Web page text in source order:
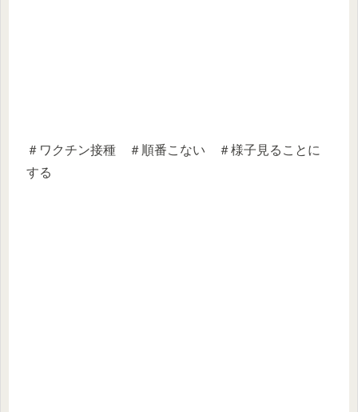
＃ワクチン接種 ＃順番こない ＃様子見ることに
する